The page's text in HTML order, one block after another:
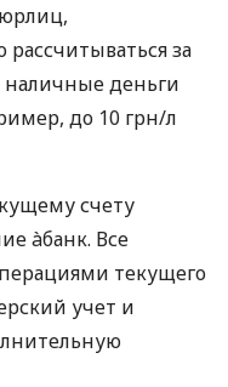
за
наличные деньги
до 10 грн/л
счету
àбанк. Все
текущего
учет и